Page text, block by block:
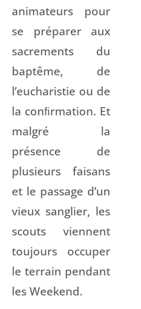
animateurs pour
se préparer aux
sacrements du
baptême, de
l’eucharistie ou de
la conﬁrmation. Et
malgré la
présence de
plusieurs faisans
et le passage d’un
vieux sanglier, les
scouts viennent
toujours occuper
le terrain pendant
les Weekend.